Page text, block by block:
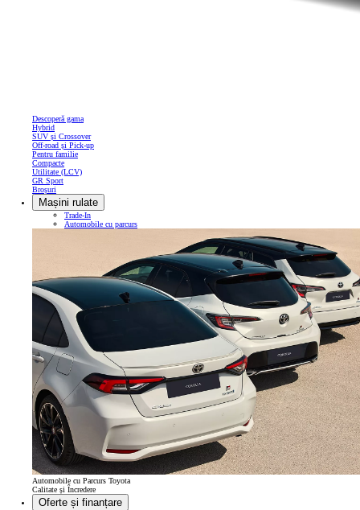
Descoperă gama
Hybrid
SUV și Crossover
Off-road și Pick-up
Pentru familie
Compacte
Utilitate (LCV)
GR Sport
Broșuri
Mașini rulate
Trade-In
Automobile cu parcurs
Automobile cu Parcurs Toyota
Calitate și Încredere
Oferte și finanțare